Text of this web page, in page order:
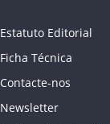
Estatuto Editorial
Ficha Técnica
Contacte-nos
Newsletter